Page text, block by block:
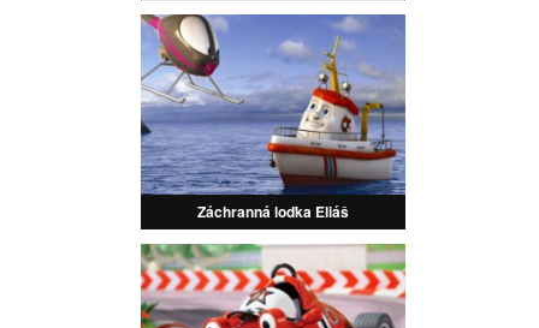
Záchranná loďka Eliáš